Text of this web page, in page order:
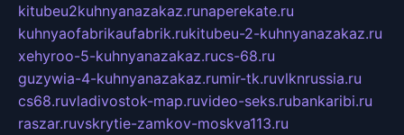
kitubeu2kuhnyanazakaz.runaperekate.ru
kuhnyaofabrikaufabrik.rukitubeu-2-kuhnyanazakaz.ru
xehyroo-5-kuhnyanazakaz.rucs-68.ru
guzywia-4-kuhnyanazakaz.rumir-tk.ruvlknrussia.ru
cs68.ruvladivostok-map.ruvideo-seks.rubankaribi.ru
raszar.ruvskrytie-zamkov-moskva113.ru